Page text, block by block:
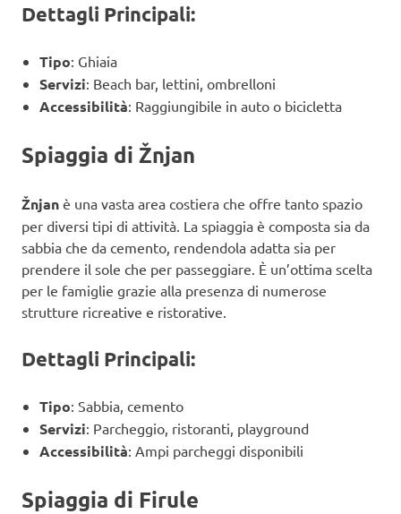
Dettagli Principali:
Tipo: Ghiaia
Servizi: Beach bar, lettini, ombrelloni
Accessibilità: Raggiungibile in auto o bicicletta
Spiaggia di Žnjan
Žnjan è una vasta area costiera che offre tanto spazio
per diversi tipi di attività. La spiaggia è composta sia da
sabbia che da cemento, rendendola adatta sia per
prendere il sole che per passeggiare. È un’ottima scelta
per le famiglie grazie alla presenza di numerose
strutture ricreative e ristorative.
Dettagli Principali:
Tipo: Sabbia, cemento
Servizi: Parcheggio, ristoranti, playground
Accessibilità: Ampi parcheggi disponibili
Spiaggia di Firule